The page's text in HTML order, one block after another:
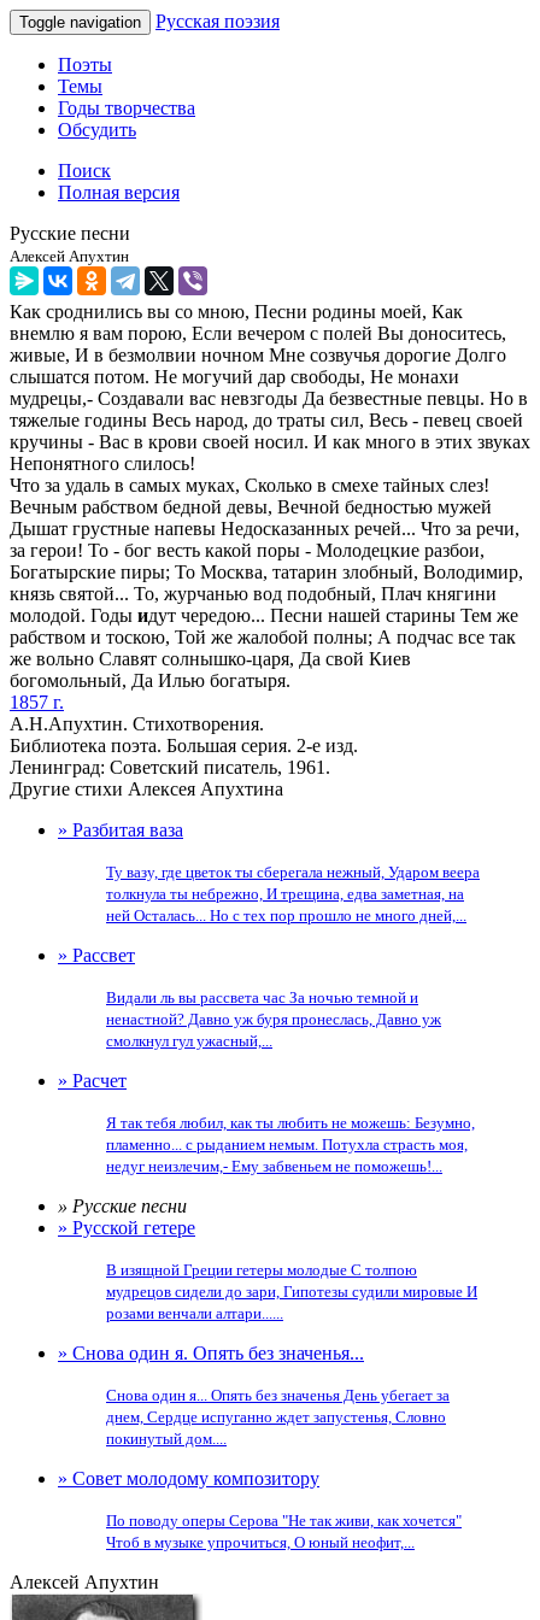
Toggle navigation Русская поэзия
Поэты
Темы
Годы творчества
Обсудить
Поиск
Полная версия
Русские песни
Алексей Апухтин
Как сроднились вы со мною, Песни родины моей, Как
внемлю я вам порою, Если вечером с полей Вы доноситесь,
живые, И в безмолвии ночном Мне созвучья дорогие Долго
слышатся потом. Не могучий дар свободы, Не монахи
мудрецы,- Создавали вас невзгоды Да безвестные певцы. Но в
тяжелые годины Весь народ, до траты сил, Весь - певец своей
кручины - Вас в крови своей носил. И как много в этих звуках
Непонятного слилось!
Что за удаль в самых муках, Сколько в смехе тайных слез!
Вечным рабством бедной девы, Вечной бедностью мужей
Дышат грустные напевы Недосказанных речей... Что за речи,
за герои! То - бог весть какой поры - Молодецкие разбои,
Богатырские пиры; То Москва, татарин злобный, Володимир,
князь святой... То, журчанью вод подобный, Плач княгини
молодой. Годы идут чередою... Песни нашей старины Тем же
рабством и тоскою, Той же жалобой полны; А подчас все так
же вольно Славят солнышко-царя, Да свой Киев
богомольный, Да Илью богатыря.
1857 г.
А.Н.Апухтин. Стихотворения.
Библиотека поэта. Большая серия. 2-е изд.
Ленинград: Советский писатель, 1961.
Другие стихи Алексея Апухтина
» Разбитая ваза
Ту вазу, где цветок ты сберегала нежный, Ударом веера
толкнула ты небрежно, И трещина, едва заметная, на
ней Осталась... Но с тех пор прошло не много дней,...
» Рассвет
Видали ль вы рассвета час За ночью темной и
ненастной? Давно уж буря пронеслась, Давно уж
смолкнул гул ужасный,...
» Расчет
Я так тебя любил, как ты любить не можешь: Безумно,
пламенно... с рыданием немым. Потухла страсть моя,
недуг неизлечим,- Ему забвеньем не поможешь!...
» Русские песни
» Русской гетере
В изящной Греции гетеры молодые С толпою
мудрецов сидели до зари, Гипотезы судили мировые И
розами венчали алтари......
» Снова один я. Опять без значенья...
Снова один я... Опять без значенья День убегает за
днем, Сердце испуганно ждет запустенья, Словно
покинутый дом....
» Совет молодому композитору
По поводу оперы Серова "Не так живи, как хочется"
Чтоб в музыке упрочиться, О юный неофит,...
Алексей Апухтин